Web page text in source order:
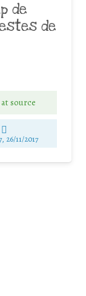
de
de
source
26/11/2017